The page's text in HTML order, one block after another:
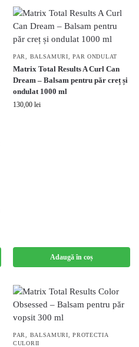
PAR BALSAMURI ,PAR ONDULAT
Matrix Total Results A Curl Can
Dream – Balsam pentru păr creț și
ondulat 1000 ml
130,00 lei
Adaugă în coș
PAR BALSAMURI ,PROTECTIA
CULORII